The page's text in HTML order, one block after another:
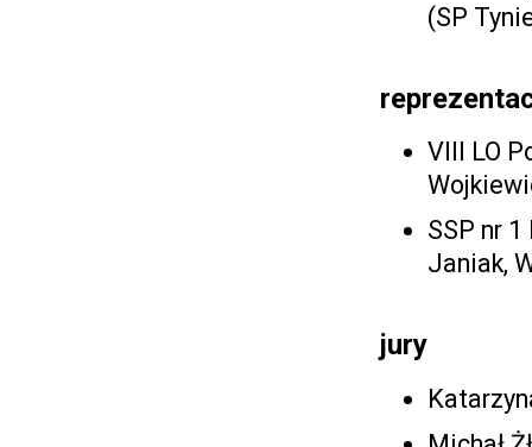
(SP
VIII LO
SSP nr
Janiak,
jury